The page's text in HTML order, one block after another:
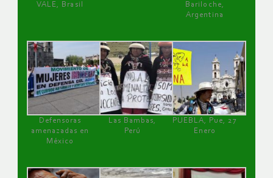
VALE, Brasil
Bariloche,
Argentina
Defensoras
amenazadas en
México
Las Bambas,
Perú
PUEBLA, Pue, 27
Enero